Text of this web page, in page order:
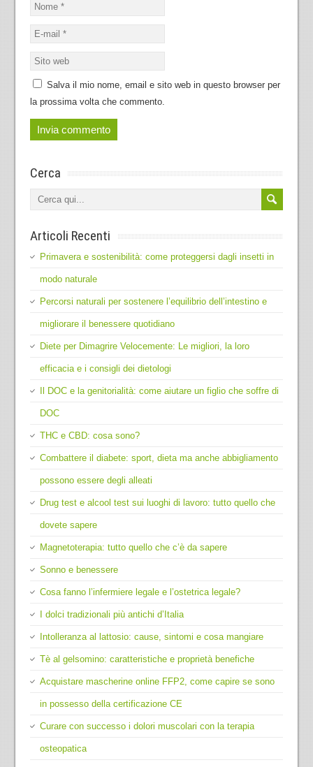
Salva il mio nome, email e sito web in questo browser per
la prossima volta che commento.
Cerca
Articoli Recenti
Primavera e sostenibilità: come proteggersi dagli insetti in
modo naturale
Percorsi naturali per sostenere l’equilibrio dell’intestino e
migliorare il benessere quotidiano
Diete per Dimagrire Velocemente: Le migliori, la loro
efficacia e i consigli dei dietologi
Il DOC e la genitorialità: come aiutare un figlio che soffre di
DOC
THC e CBD: cosa sono?
Combattere il diabete: sport, dieta ma anche abbigliamento
possono essere degli alleati
Drug test e alcool test sui luoghi di lavoro: tutto quello che
dovete sapere
Magnetoterapia: tutto quello che c’è da sapere
Sonno e benessere
Cosa fanno l’infermiere legale e l’ostetrica legale?
I dolci tradizionali più antichi d’Italia
Intolleranza al lattosio: cause, sintomi e cosa mangiare
Tè al gelsomino: caratteristiche e proprietà benefiche
Acquistare mascherine online FFP2, come capire se sono
in possesso della certificazione CE
Curare con successo i dolori muscolari con la terapia
osteopatica